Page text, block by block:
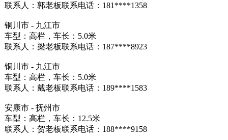
联系人：郭老板联系电话：181****1358
铜川市 - 九江市
车型：高栏，车长：5.0米
联系人：梁老板联系电话：187****8923
铜川市 - 九江市
车型：高栏，车长：5.0米
联系人：戴老板联系电话：189****1583
安康市 - 抚州市
车型：高栏，车长：12.5米
联系人：贺老板联系电话：188****9158